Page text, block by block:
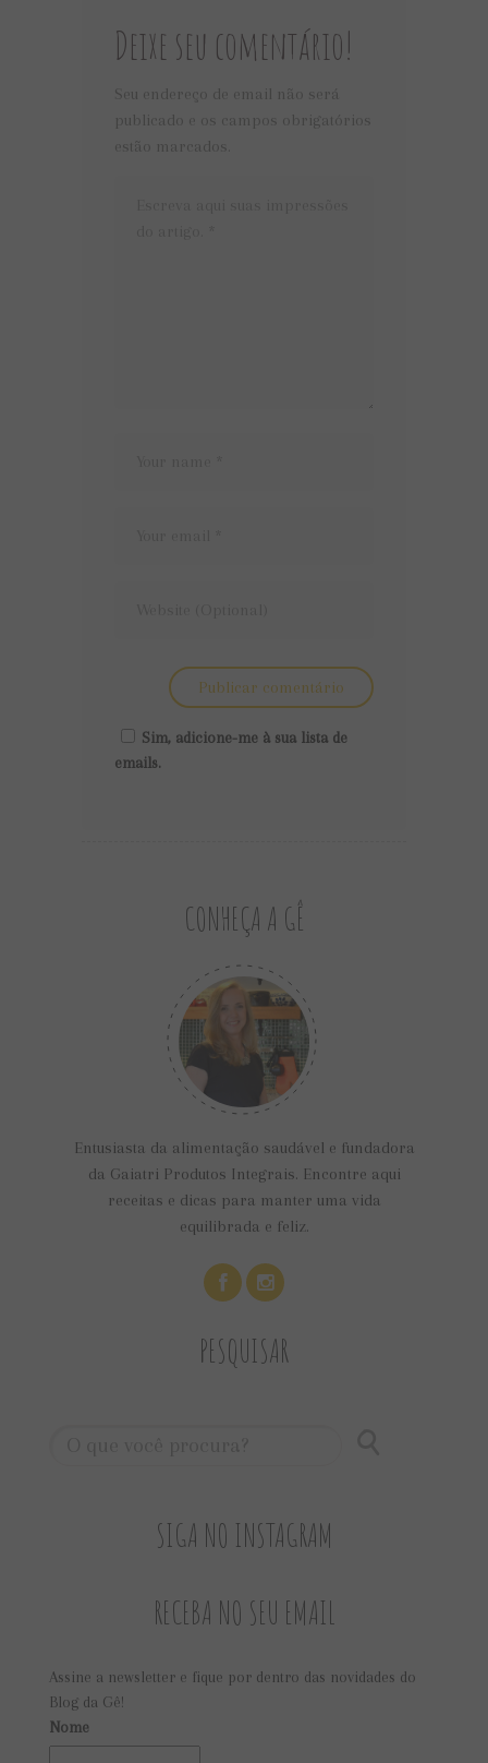
Deixe seu comentário!
Seu endereço de email não será
publicado e os campos obrigatórios
estão marcados.
Sim, adicione-me à sua lista de
emails.
CONHEÇA A GÊ
Entusiasta da alimentação saudável e fundadora
da Gaiatri Produtos Integrais. Encontre aqui
receitas e dicas para manter uma vida
equilibrada e feliz.
PESQUISAR
SIGA NO INSTAGRAM
RECEBA NO SEU EMAIL
Assine a newsletter e fique por dentro das novidades do
Blog da Gê!
Nome